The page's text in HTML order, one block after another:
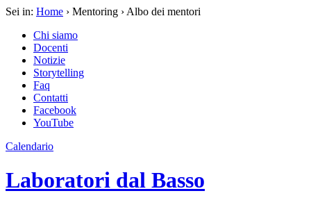
Sei in: Home › Mentoring › Albo dei mentori
Chi siamo
Docenti
Notizie
Storytelling
Faq
Contatti
Facebook
YouTube
Calendario
Laboratori dal Basso